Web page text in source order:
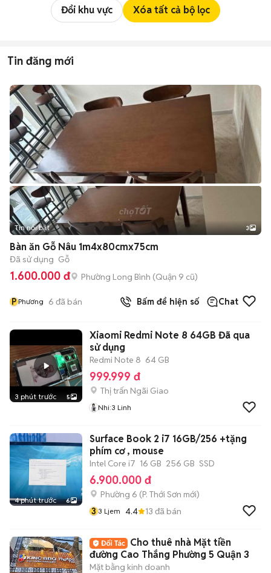
Đổi khu vực Xóa tất cả bộ lọc
Tin đăng mới
Tin nổi bật 3
Bàn ăn Gỗ Nâu 1m4x80cmx75cm
Đã sử dụng Gỗ
1.600.000 đ Phường Long Bình (Quận 9 cũ)
P Phương 6 đã bán Bấm để hiện số Chat
3 phút trước 5
Xiaomi Redmi Note 8 64GB Đã qua
sử dụng
Redmi Note 8 64 GB
999.999 đ
Thị trấn Ngãi Giao
Nhi:3 Linh
4 phút trước 6
Surface Book 2 i7 16GB/256 +tặng
phím cơ , mouse
Intel Core i7 16 GB 256 GB SSD
6.900.000 đ
Phường 6 (P. Thới Sơn mới)
3 3 Ljem 4.4 13 đã bán
Cho thuê nhà Mặt tiền
đường Cao Thắng Phường 5 Quận 3
Mặt bằng kinh doanh